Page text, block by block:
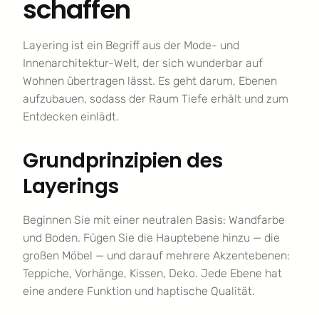
schaffen
Layering ist ein Begriff aus der Mode- und
Innenarchitektur-Welt, der sich wunderbar auf
Wohnen übertragen lässt. Es geht darum, Ebenen
aufzubauen, sodass der Raum Tiefe erhält und zum
Entdecken einlädt.
Grundprinzipien des
Layerings
Beginnen Sie mit einer neutralen Basis: Wandfarbe
und Boden. Fügen Sie die Hauptebene hinzu — die
großen Möbel — und darauf mehrere Akzentebenen:
Teppiche, Vorhänge, Kissen, Deko. Jede Ebene hat
eine andere Funktion und haptische Qualität.